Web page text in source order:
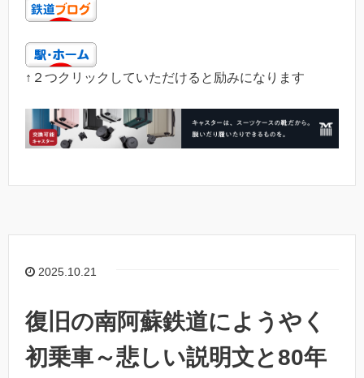
↑２つクリックしていただけると励みになります
2025.10.21
復旧の南阿蘇鉄道にようやく
初乗車～悲しい説明文と80年